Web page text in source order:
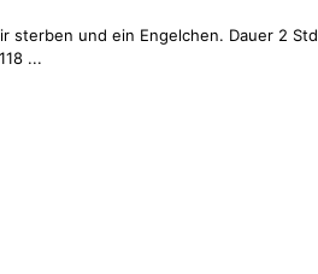
sterben und ein Engelchen. Dauer 2 Std
...